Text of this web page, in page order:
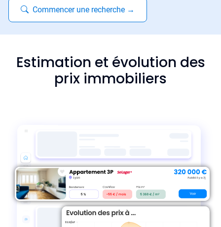
Commencer une recherche →
Estimation et évolution des
prix immobiliers